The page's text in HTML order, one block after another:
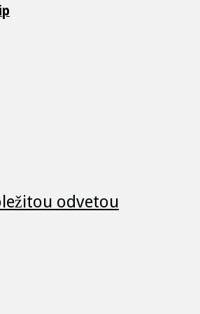
odvetou